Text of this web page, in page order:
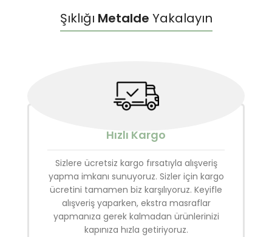
Şıklığı Metalde Yakalayın
Hızlı Kargo
Sizlere ücretsiz kargo fırsatıyla alışveriş
yapma imkanı sunuyoruz. Sizler için kargo
ücretini tamamen biz karşılıyoruz. Keyifle
alışveriş yaparken, ekstra masraflar
yapmanıza gerek kalmadan ürünlerinizi
kapınıza hızla getiriyoruz.